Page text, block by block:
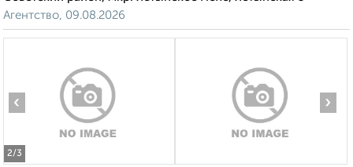
Агентство, 09.08.2026
2/3
‹ ›